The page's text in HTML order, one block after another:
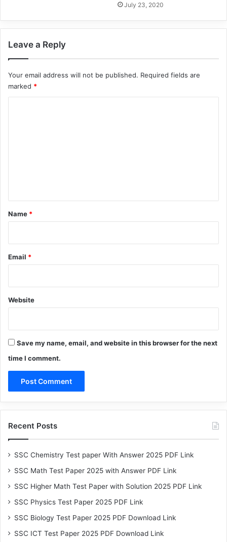
July 23, 2020
Leave a Reply
Your email address will not be published. Required fields are
marked *
*
Name *
Email *
Website
Save my name, email, and website in this browser for the next
time I comment.
Recent Posts
SSC Chemistry Test paper With Answer 2025 PDF Link
SSC Math Test Paper 2025 with Answer PDF Link
SSC Higher Math Test Paper with Solution 2025 PDF Link
SSC Physics Test Paper 2025 PDF Link
SSC Biology Test Paper 2025 PDF Download Link
SSC ICT Test Paper 2025 PDF Download Link